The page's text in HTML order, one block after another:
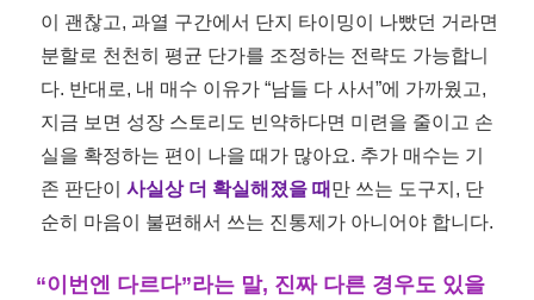
이 괜찮고, 과열 구간에서 단지 타이밍이 나빴던 거라면
분할로 천천히 평균 단가를 조정하는 전략도 가능합니
다. 반대로, 내 매수 이유가 “남들 다 사서”에 가까웠고,
지금 보면 성장 스토리도 빈약하다면 미련을 줄이고 손
실을 확정하는 편이 나을 때가 많아요. 추가 매수는 기
존 판단이 사실상 더 확실해졌을 때 만 쓰는 도구지, 단
순히 마음이 불편해서 쓰는 진통제가 아니어야 합니다.
“이번엔 다르다”라는 말, 진짜 다른 경우도 있을